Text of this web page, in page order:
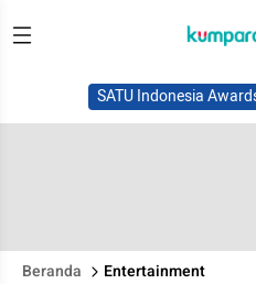
SATU Indonesia
Beranda Entertainment